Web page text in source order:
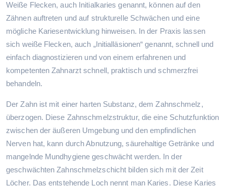
Weiße Flecken, auch Initialkaries genannt, können auf den
Zähnen auftreten und auf strukturelle Schwächen und eine
mögliche Kariesentwicklung hinweisen. In der Praxis lassen
sich weiße Flecken, auch „Initialläsionen“ genannt, schnell und
einfach diagnostizieren und von einem erfahrenen und
kompetenten Zahnarzt schnell, praktisch und schmerzfrei
behandeln.
Der Zahn ist mit einer harten Substanz, dem Zahnschmelz,
überzogen. Diese Zahnschmelzstruktur, die eine Schutzfunktion
zwischen der äußeren Umgebung und den empfindlichen
Nerven hat, kann durch Abnutzung, säurehaltige Getränke und
mangelnde Mundhygiene geschwächt werden. In der
geschwächten Zahnschmelzschicht bilden sich mit der Zeit
Löcher. Das entstehende Loch nennt man Karies. Diese Karies